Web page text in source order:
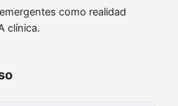
como realidad
clínica.